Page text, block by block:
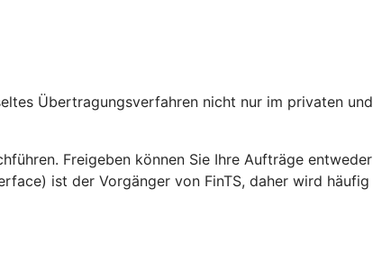
Übertragungsverfahren nicht nur im privaten und
Freigeben können Sie Ihre Aufträge entweder
ist der Vorgänger von FinTS, daher wird häufig